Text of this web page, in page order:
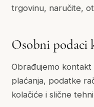
trgovinu, naručite,
Osobni podaci
Obrađujemo
plaćanja, podatke
kolačiće i slične